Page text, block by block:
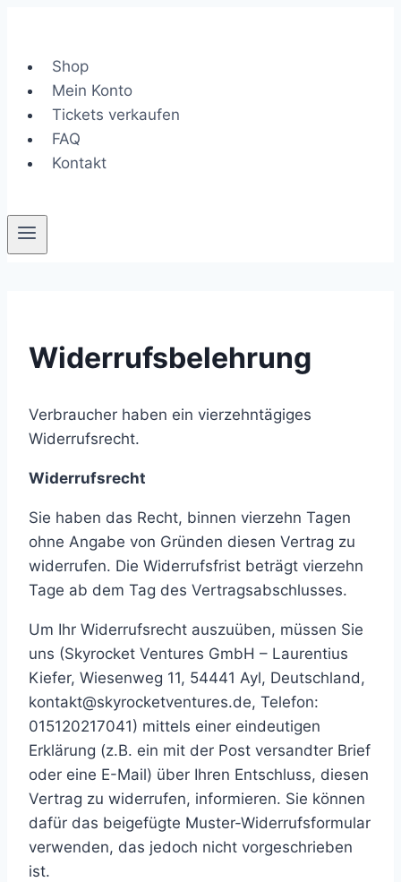
springenShop
Mein Konto
Tickets verkaufen
FAQ
Kontakt
Widerrufsbelehrung
Verbraucher haben ein vierzehntägiges
Widerrufsrecht.
Widerrufsrecht
Sie haben das Recht, binnen vierzehn Tagen
ohne Angabe von Gründen diesen Vertrag zu
widerrufen. Die Widerrufsfrist beträgt vierzehn
Tage ab dem Tag des Vertragsabschlusses.
Um Ihr Widerrufsrecht auszuüben, müssen Sie
uns (Skyrocket Ventures GmbH – Laurentius
Kiefer, Wiesenweg 11, 54441 Ayl, Deutschland,
kontakt@skyrocketventures.de, Telefon:
015120217041) mittels einer eindeutigen
Erklärung (z.B. ein mit der Post versandter Brief
oder eine E-Mail) über Ihren Entschluss, diesen
Vertrag zu widerrufen, informieren. Sie können
dafür das beigefügte Muster-Widerrufsformular
verwenden, das jedoch nicht vorgeschrieben
ist.